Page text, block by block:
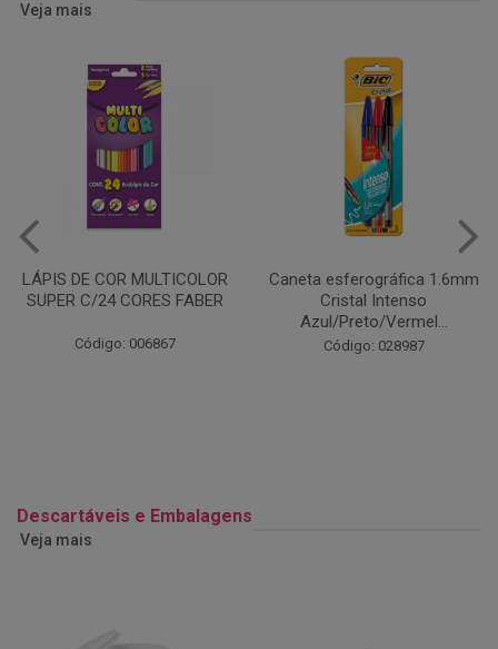
Veja mais
Caneta esferográfica 1.6mm
Cristal Intenso
Código: 028987
COLA EM BASTÃO 40G - LEO
& LEO
Código: 028164
Descartáveis e Embalagens
Veja mais